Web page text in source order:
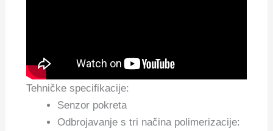
Tehničke specifikacije:
Senzor pokreta
Odbrojavanje s tri načina polimerizacije: